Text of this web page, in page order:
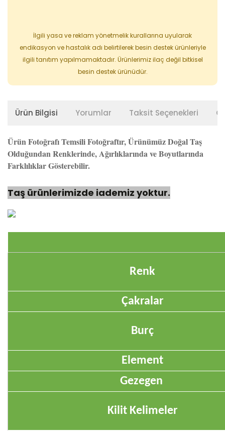
İlgili yasa ve reklam yönetmelik kurallarına uyularak
endikasyon ve hastalık adı belirtilerek besin destek ürünleriyle
ilgili tanıtım yapılmamaktadır. Ürünlerimiz ilaç değil bitkisel
besin destek ürünüdür.
Ürün Bilgisi Yorumlar Taksit Seçenekleri
Ürün Fotoğrafı Temsili Fotoğraftır, Ürünümüz Doğal Taş
Olduğundan Renklerinde, Ağırlıklarında ve Boyutlarında
Farklılıklar Gösterebilir.
Taş ürünlerimizde iademiz yoktur.
Renk
Çakralar
Burç
Element
Gezegen
Kilit Kelimeler